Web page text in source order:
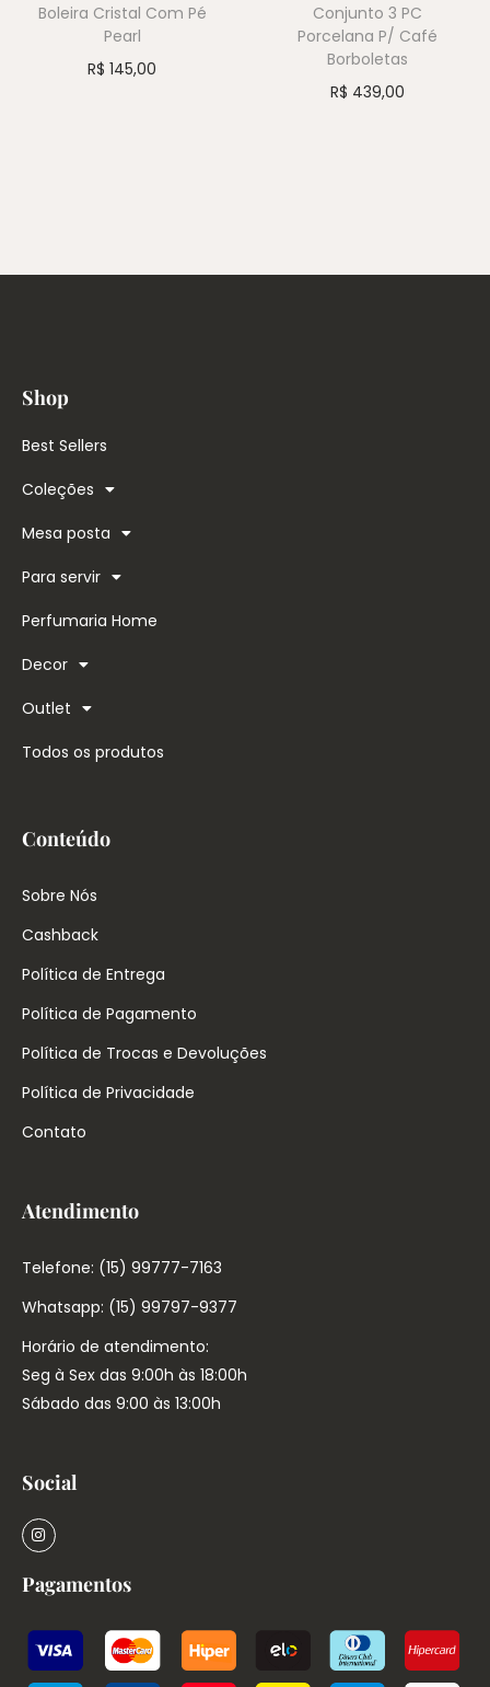
Boleira Cristal Com Pé
Pearl
R$ 145,00
Conjunto 3 PC
Porcelana P/ Café
Borboletas
R$ 439,00
Shop
Best Sellers
Coleções
Mesa posta
Para servir
Perfumaria Home
Decor
Outlet
Todos os produtos
Conteúdo
Sobre Nós
Cashback
Política de Entrega
Política de Pagamento
Política de Trocas e Devoluções
Política de Privacidade
Contato
Atendimento
Telefone: (15) 99777-7163
Whatsapp: (15) 99797-9377
Horário de atendimento:
Seg à Sex das 9:00h às 18:00h
Sábado das 9:00 às 13:00h
Social
Pagamentos